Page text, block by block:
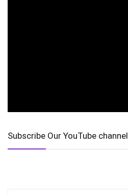
Subscribe Our YouTube channel